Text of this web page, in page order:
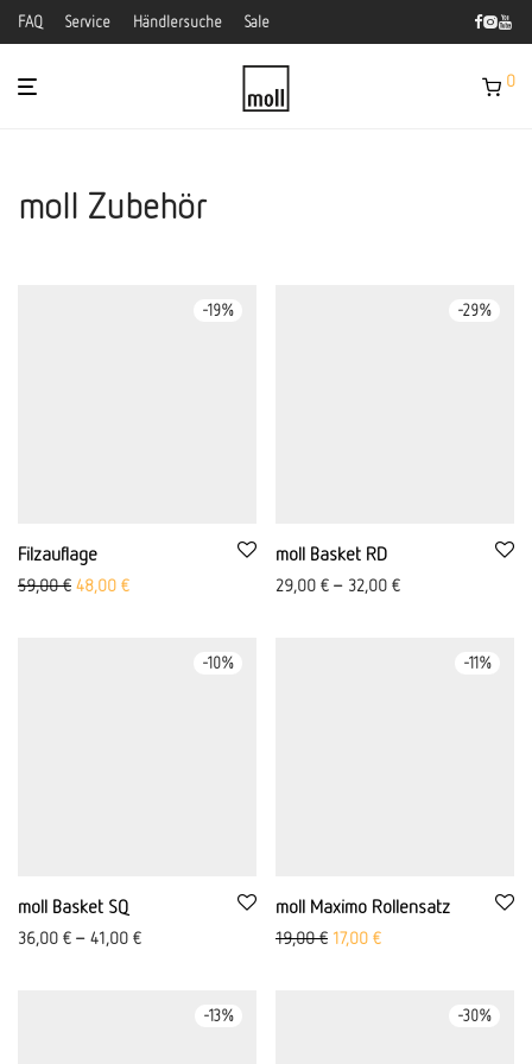
FAQ Service Händlersuche Sale
0
moll Zubehör
-19%
Filzauflage
59,00€ Ursprünglicher Preis war: 59,00 €
48,00 €Aktueller Preis ist: 48,00 €.
-29%
moll Basket RD
29,00 € – 32,00 €
-10%
moll Basket SQ
36,00 € – 41,00 €
-11%
moll Maximo Rollensatz
19,00€ Ursprünglicher Preis war:
17,00 €Aktueller Preis ist:
-13% -30%